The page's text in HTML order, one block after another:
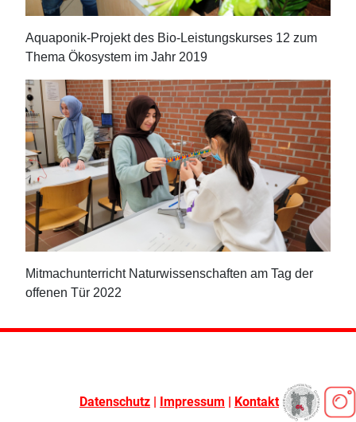
Aquaponik-Projekt des Bio-Leistungskurses 12 zum
Thema Ökosystem im Jahr 2019
Mitmachunterricht Naturwissenschaften am Tag der
offenen Tür 2022
Datenschutz | Impressum | Kontakt